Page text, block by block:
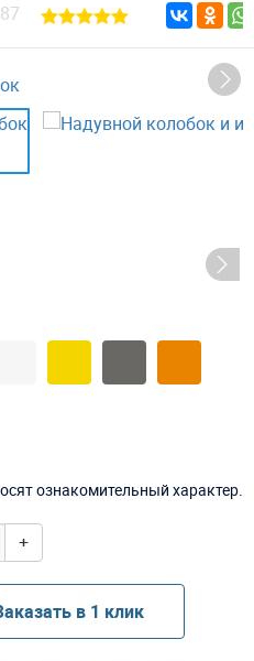
ознакомительный характер.
+
в 1 клик